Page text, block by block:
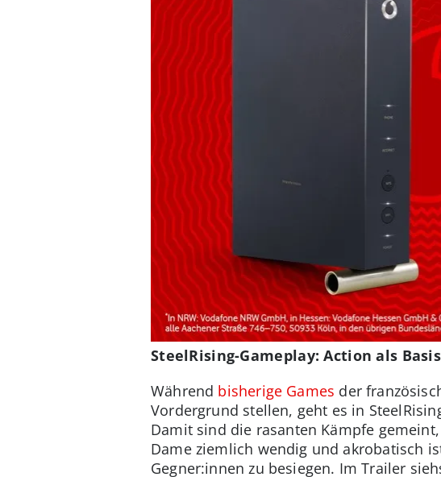
SteelRising-Gameplay: Action als
Während bisherige Games der
Vordergrund stellen, geht es in
Damit sind die rasanten Kämpfe
Dame ziemlich wendig und akrobatisch
Gegner:innen zu besiegen. Im Trailer